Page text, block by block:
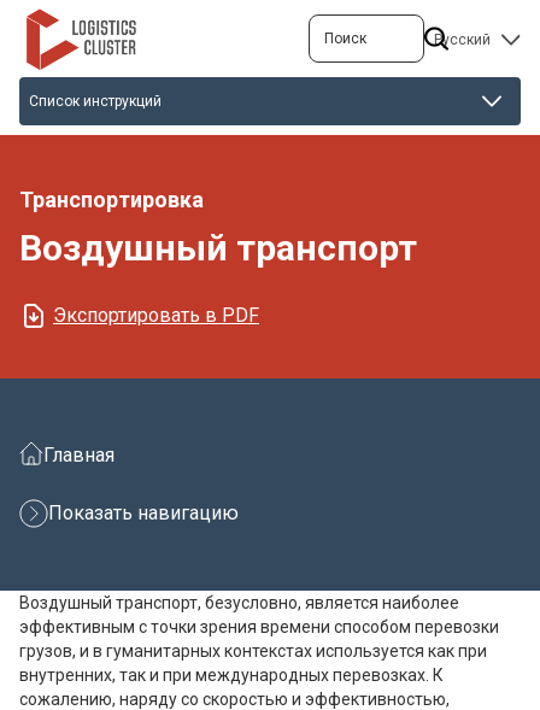
Перейти
основному
содержанию
Поиск
SELECT
YOUR
Транспортировка
Воздушный транспорт
Экспортировать в PDF
Главная
Показать навигацию
Воздушный транспорт, безусловно, является наиболее
эффективным с точки зрения времени способом перевозки
грузов, и в гуманитарных контекстах используется как при
внутренних, так и при международных перевозках. К
сожалению, наряду со скоростью и эффективностью,